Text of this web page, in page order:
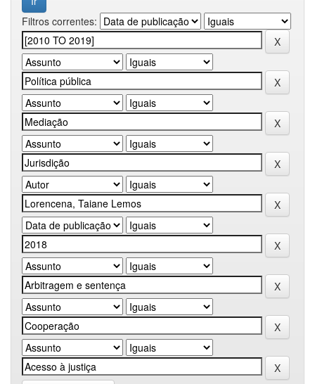
Filtros correntes: